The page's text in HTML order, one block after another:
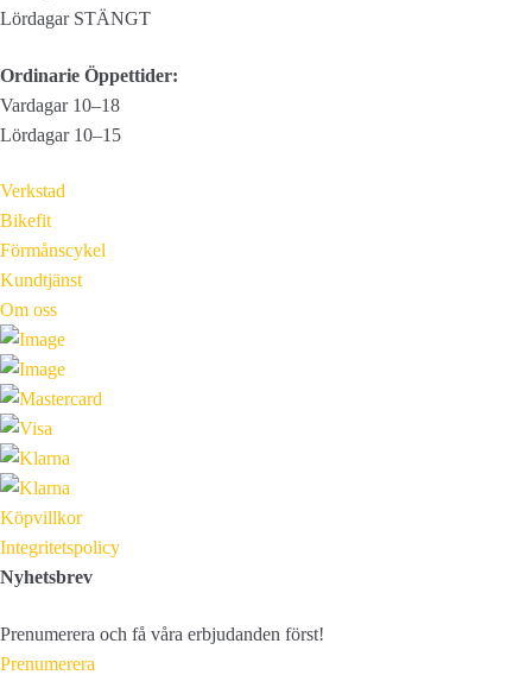
Lördagar STÄNGT
Ordinarie Öppettider:
Vardagar 10–18
Lördagar 10–15
Verkstad
Bikefit
Förmånscykel
Kundtjänst
Om oss
Köpvillkor
Integritetspolicy
Nyhetsbrev
Prenumerera och få våra erbjudanden först!
Prenumerera